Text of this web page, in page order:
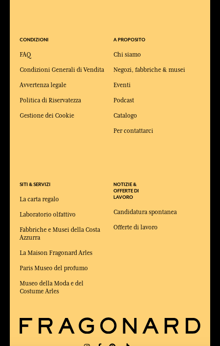
CONDIZIONI
FAQ
Condizioni Generali di Vendita
Avvertenza legale
Politica di Riservatezza
Gestione dei Cookie
SITI & SERVIZI
La carta regalo
Laboratorio olfattivo
Fabbriche e Musei della Costa
Azzurra
La Maison Fragonard Arles
Paris Museo del profumo
Museo della Moda e del
Costume Arles
A PROPOSITO
Chi siamo
Negozi, fabbriche & musei
Eventi
Podcast
Catalogo
Per contattarci
NOTIZIE &
OFFERTE DI
LAVORO
Candidatura spontanea
Offerte di lavoro